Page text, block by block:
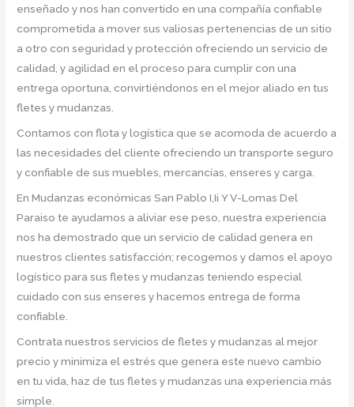
enseñado y nos han convertido en una compañía confiable
comprometida a mover sus valiosas pertenencias de un sitio
a otro con seguridad y protección ofreciendo un servicio de
calidad, y agilidad en el proceso para cumplir con una
entrega oportuna, convirtiéndonos en el mejor aliado en tus
fletes y mudanzas.
Contamos con flota y logística que se acomoda de acuerdo a
las necesidades del cliente ofreciendo un transporte seguro
y confiable de sus muebles, mercancías, enseres y carga.
En Mudanzas económicas San Pablo I,Ii Y V-Lomas Del
Paraiso te ayudamos a aliviar ese peso, nuestra experiencia
nos ha demostrado que un servicio de calidad genera en
nuestros clientes satisfacción; recogemos y damos el apoyo
logístico para sus fletes y mudanzas teniendo especial
cuidado con sus enseres y hacemos entrega de forma
confiable.
Contrata nuestros servicios de fletes y mudanzas al mejor
precio y minimiza el estrés que genera este nuevo cambio
en tu vida, haz de tus fletes y mudanzas una experiencia más
simple.